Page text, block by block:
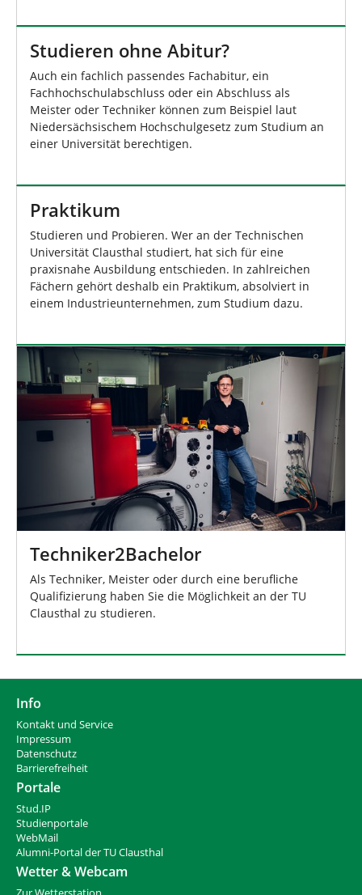
Studieren ohne Abitur?
Auch ein fachlich passendes Fachabitur, ein
Fachhochschulabschluss oder ein Abschluss als
Meister oder Techniker können zum Beispiel laut
Niedersächsischem Hochschulgesetz zum Studium an
einer Universität berechtigen.
Praktikum
Studieren und Probieren. Wer an der Technischen
Universität Clausthal studiert, hat sich für eine
praxisnahe Ausbildung entschieden. In zahlreichen
Fächern gehört deshalb ein Praktikum, absolviert in
einem Industrieunternehmen, zum Studium dazu.
Techniker2Bachelor
Als Techniker, Meister oder durch eine berufliche
Qualifizierung haben Sie die Möglichkeit an der TU
Clausthal zu studieren.
Info
Kontakt und Service
Impressum
Datenschutz
Barrierefreiheit
Portale
Stud.IP
Studienportale
WebMail
Alumni-Portal der TU Clausthal
Wetter & Webcam